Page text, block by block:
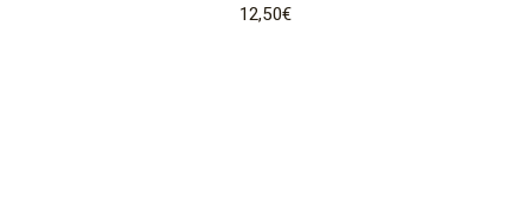
12,50€